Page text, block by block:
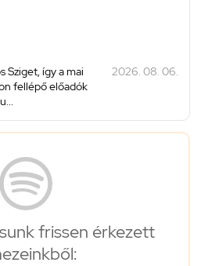
Sziget, így a mai
fellépő előadók
2026. 08. 06.
frissen érkezett